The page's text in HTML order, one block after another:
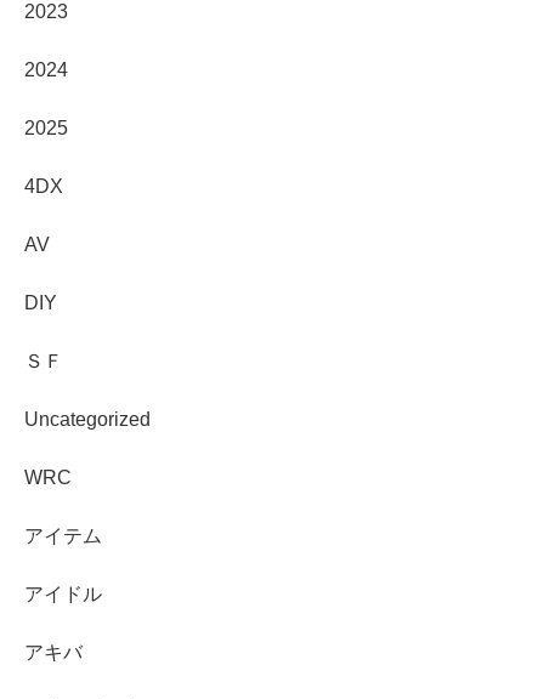
2023
2024
2025
4DX
AV
DIY
ＳＦ
Uncategorized
WRC
アイテム
アイドル
アキバ